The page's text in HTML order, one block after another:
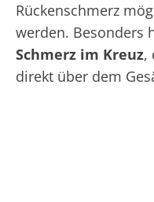
Rückenschmerz
werden. Besonders
Schmerz im Kreuz,
direkt über dem